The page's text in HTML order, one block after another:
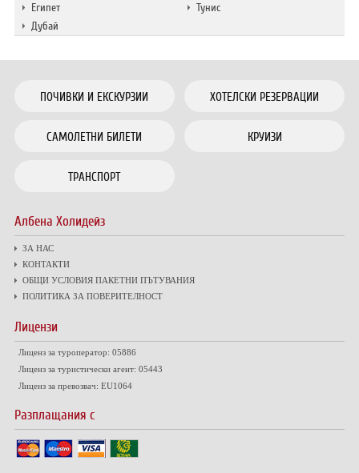
Египет
Тунис
Дубай
ПОЧИВКИ И ЕКСКУРЗИИ ХОТЕЛСКИ РЕЗЕРВАЦИИ
САМОЛЕТНИ БИЛЕТИ КРУИЗИ
ТРАНСПОРТ
Албена Холидейз
ЗА НАС
КОНТАКТИ
ОБЩИ УСЛОВИЯ ПАКЕТНИ ПЪТУВАНИЯ
ПОЛИТИКА ЗА ПОВЕРИТЕЛНОСТ
Лицензи
Лиценз за туроператор: 05886
Лиценз за туристически агент: 05443
Лиценз за превозвач: EU1064
Разплащания с